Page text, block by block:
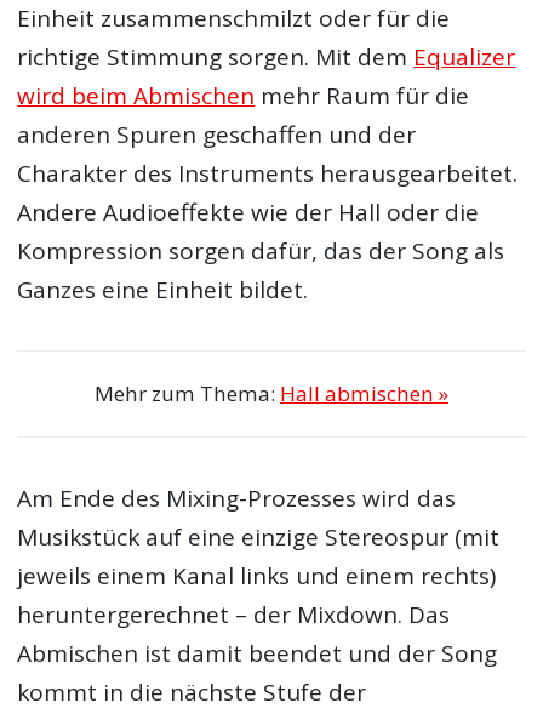
Einheit zusammenschmilzt oder für die
richtige Stimmung sorgen. Mit dem Equalizer
wird beim Abmischen mehr Raum für die
anderen Spuren geschaffen und der
Charakter des Instruments herausgearbeitet.
Andere Audioeffekte wie der Hall oder die
Kompression sorgen dafür, das der Song als
Ganzes eine Einheit bildet.
Mehr zum Thema: Hall abmischen »
Am Ende des Mixing-Prozesses wird das
Musikstück auf eine einzige Stereospur (mit
jeweils einem Kanal links und einem rechts)
heruntergerechnet – der Mixdown. Das
Abmischen ist damit beendet und der Song
kommt in die nächste Stufe der